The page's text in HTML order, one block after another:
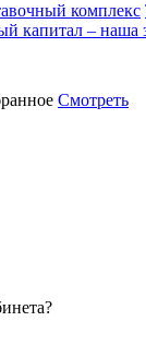
комплекс
капитал – наша
Смотреть